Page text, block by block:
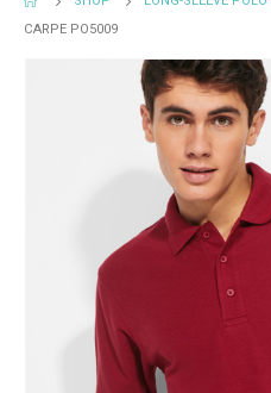
CARPE PO5009